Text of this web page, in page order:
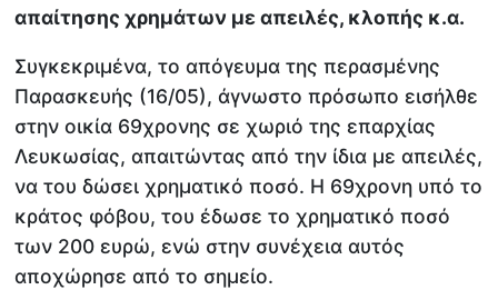
απαίτησης χρημάτων με απειλές, κλοπής κ.α.
Συγκεκριμένα, το απόγευμα της περασμένης
Παρασκευής (16/05), άγνωστο πρόσωπο εισήλθε
στην οικία 69χρονης σε χωριό της επαρχίας
Λευκωσίας, απαιτώντας από την ίδια με απειλές,
να του δώσει χρηματικό ποσό. Η 69χρονη υπό το
κράτος φόβου, του έδωσε το χρηματικό ποσό
των 200 ευρώ, ενώ στην συνέχεια αυτός
αποχώρησε από το σημείο.